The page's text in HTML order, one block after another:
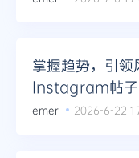
掌握趋势，引领
Instagram帖子
新策略
emer 2026-6-22